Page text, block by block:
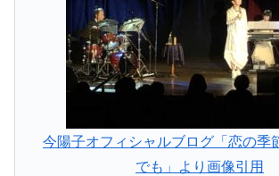
今陽子オフィシャルブログ「恋の季
でも」より画像引用